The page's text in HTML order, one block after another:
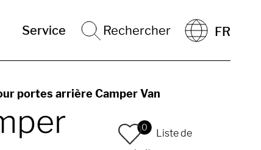
Service Rechercher FR
portes arrière Camper Van
0
Liste de